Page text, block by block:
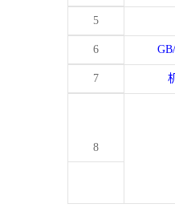
5
6
7
8